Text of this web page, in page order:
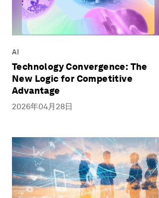
AI
Technology Convergence: The
New Logic for Competitive
Advantage
2026年04月28日